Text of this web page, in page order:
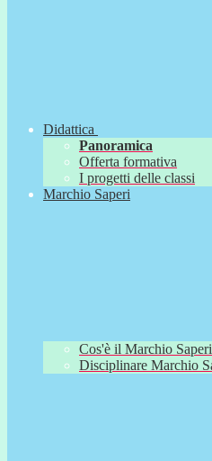
Didattica
Panoramica
Offerta formativa
I progetti delle classi
Marchio Saperi
Cos'è il Marchio
Disciplinare Marchio